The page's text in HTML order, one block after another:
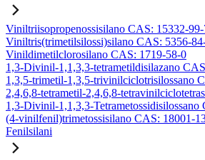
Viniltriisopropenossisilano CAS: 15332-
Viniltris(trimetilsilossi)silano CAS: 5356-
Vinildimetilclorosilano CAS: 1719-58-0
1,3-Divinil-1,1,3,3-tetrametildisilazano
1,3,5-trimetil-1,3,5-trivinilciclotrisilossano
2,4,6,8-tetrametil-2,4,6,8-
1,3-Divinil-1,1,3,3-Tetrametossidisilossano
(4-vinilfenil)trimetossisilano CAS: 18001-
Fenilsilani